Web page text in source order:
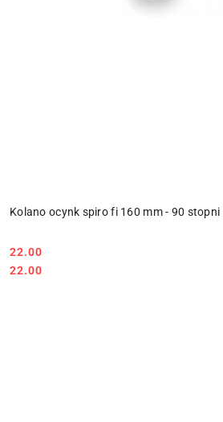
Kolano ocynk spiro fi 160 mm - 90 stopni
Cena:
22.00
Cena:
22.00